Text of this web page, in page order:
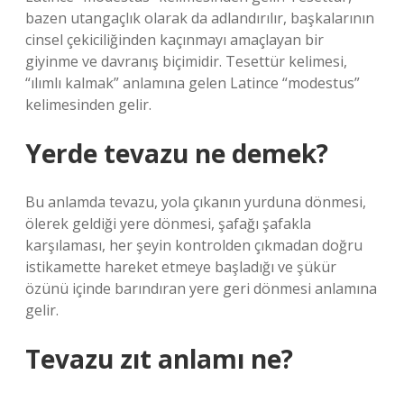
bazen utangaçlık olarak da adlandırılır, başkalarının
cinsel çekiciliğinden kaçınmayı amaçlayan bir
giyinme ve davranış biçimidir. Tesettür kelimesi,
“ılımlı kalmak” anlamına gelen Latince “modestus”
kelimesinden gelir.
Yerde tevazu ne demek?
Bu anlamda tevazu, yola çıkanın yurduna dönmesi,
ölerek geldiği yere dönmesi, şafağı şafakla
karşılaması, her şeyin kontrolden çıkmadan doğru
istikamette hareket etmeye başladığı ve şükür
özünü içinde barındıran yere geri dönmesi anlamına
gelir.
Tevazu zıt anlamı ne?